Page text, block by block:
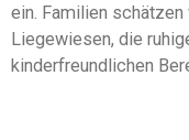
ein. Familien
Liegewiesen, die
kinderfreundlichen